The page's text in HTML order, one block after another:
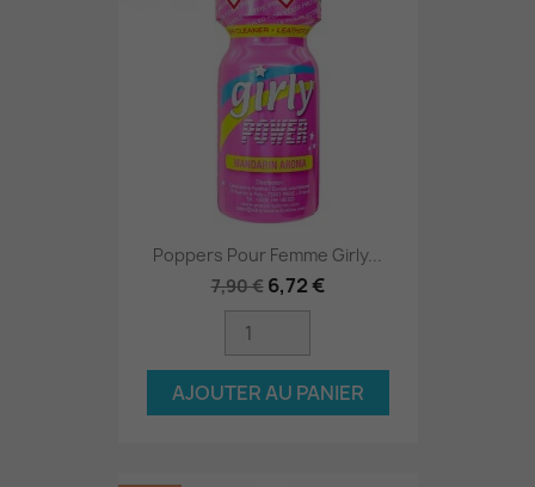
Poppers Pour Femme Girly...
7,90 € 6,72 €
AJOUTER AU PANIER